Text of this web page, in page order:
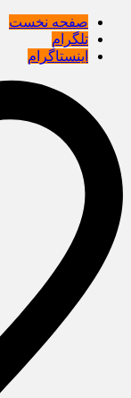
صفحه نخست
تلگرام
اینستاگرام